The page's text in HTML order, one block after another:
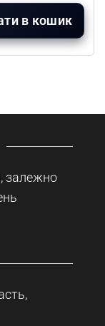
в кошик
залежно